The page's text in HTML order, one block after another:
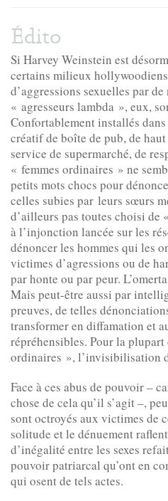
Édito
Si Harvey Weinstein est
certains milieux
d’aggressions sexuelles par
« agresseurs lambda », eux,
Confortablement installés
créatif de boîte de pub, de
service de supermarché, de
« femmes ordinaires » ne
petits mots chocs pour
celles subies par leurs sœurs
d’ailleurs pas toutes choisi
à l’injonction lancée sur les
dénoncer les hommes qui les
victimes d’agressions ou de
par honte ou par peur.
Mais peut-être aussi par
preuves, de telles
transformer en diffamation et
répréhensibles. Pour la plupart
ordinaires », l’invisibilisation
Face à ces abus de pouvoir –
chose de cela qu’il s’agit –,
sont octroyés aux victimes de
solitude et le dénuement
d’inégalité entre les sexes
pouvoir patriarcal qu’ont en
qui osent de tels actes.